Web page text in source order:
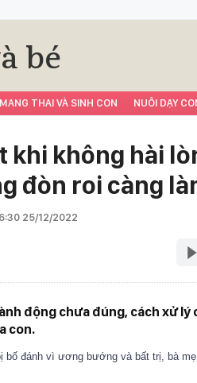
bé
MANG THAI VÀ SINH CON NUÔI DẠY
khi không hài
đòn roi càng
25/12/2022
động chưa đúng, cách xử
con.
bố đánh vì ương bướng và bất trị, bà